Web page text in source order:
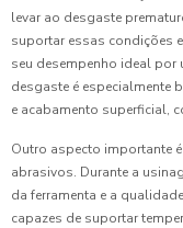
levar ao desgaste
suportar essas condições
seu desempenho ideal
desgaste é especialmente
e acabamento superficial,
Outro aspecto importante
abrasivos. Durante a
da ferramenta e a
capazes de suportar